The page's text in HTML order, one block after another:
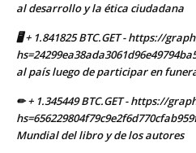
al desarrollo y la ética ciudadana
🖥 + 1.841825 BTC.GET - https://
al país luego de participar en
✏ + 1.345449 BTC.GET - https://
Mundial del libro y de los autores